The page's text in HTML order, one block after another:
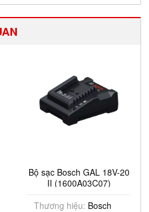
Bộ sạc Bosch GAL 18V-20
II (1600A03C07)
Thương hiệu: Bosch